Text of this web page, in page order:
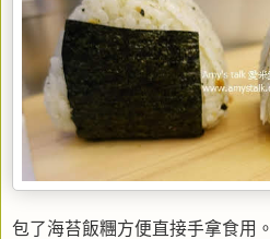
包了海苔飯糰方便直接手拿食用。